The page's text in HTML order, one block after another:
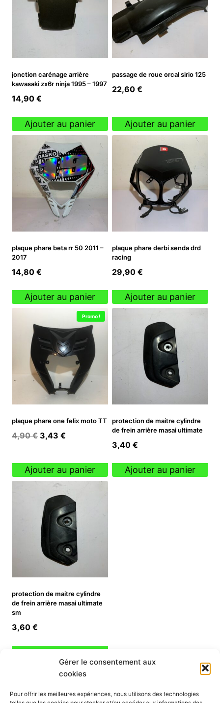
Gérer le consentement aux
cookies
Pour offrir les meilleures expériences, nous utilisons des technologies
jonction carénage arrière
kawasaki zx6r ninja 1995 – 1997
14,90 €
Ajouter au panier
passage de roue orcal sirio 125
22,60 €
Ajouter au panier
plaque phare beta rr 50 2011 –
2017
14,80 €
Ajouter au panier
plaque phare derbi senda drd
racing
29,90 €
Ajouter au panier
Promo !
plaque phare one felix moto TT
4,90€ Le
était :
4,90 €.
3,43 €
est :
Ajouter au panier
protection de maitre cylindre
de frein arrière masai ultimate
3,40 €
Ajouter au panier
protection de maitre cylindre
de frein arrière masai ultimate
sm
3,60 €
INFORMATION